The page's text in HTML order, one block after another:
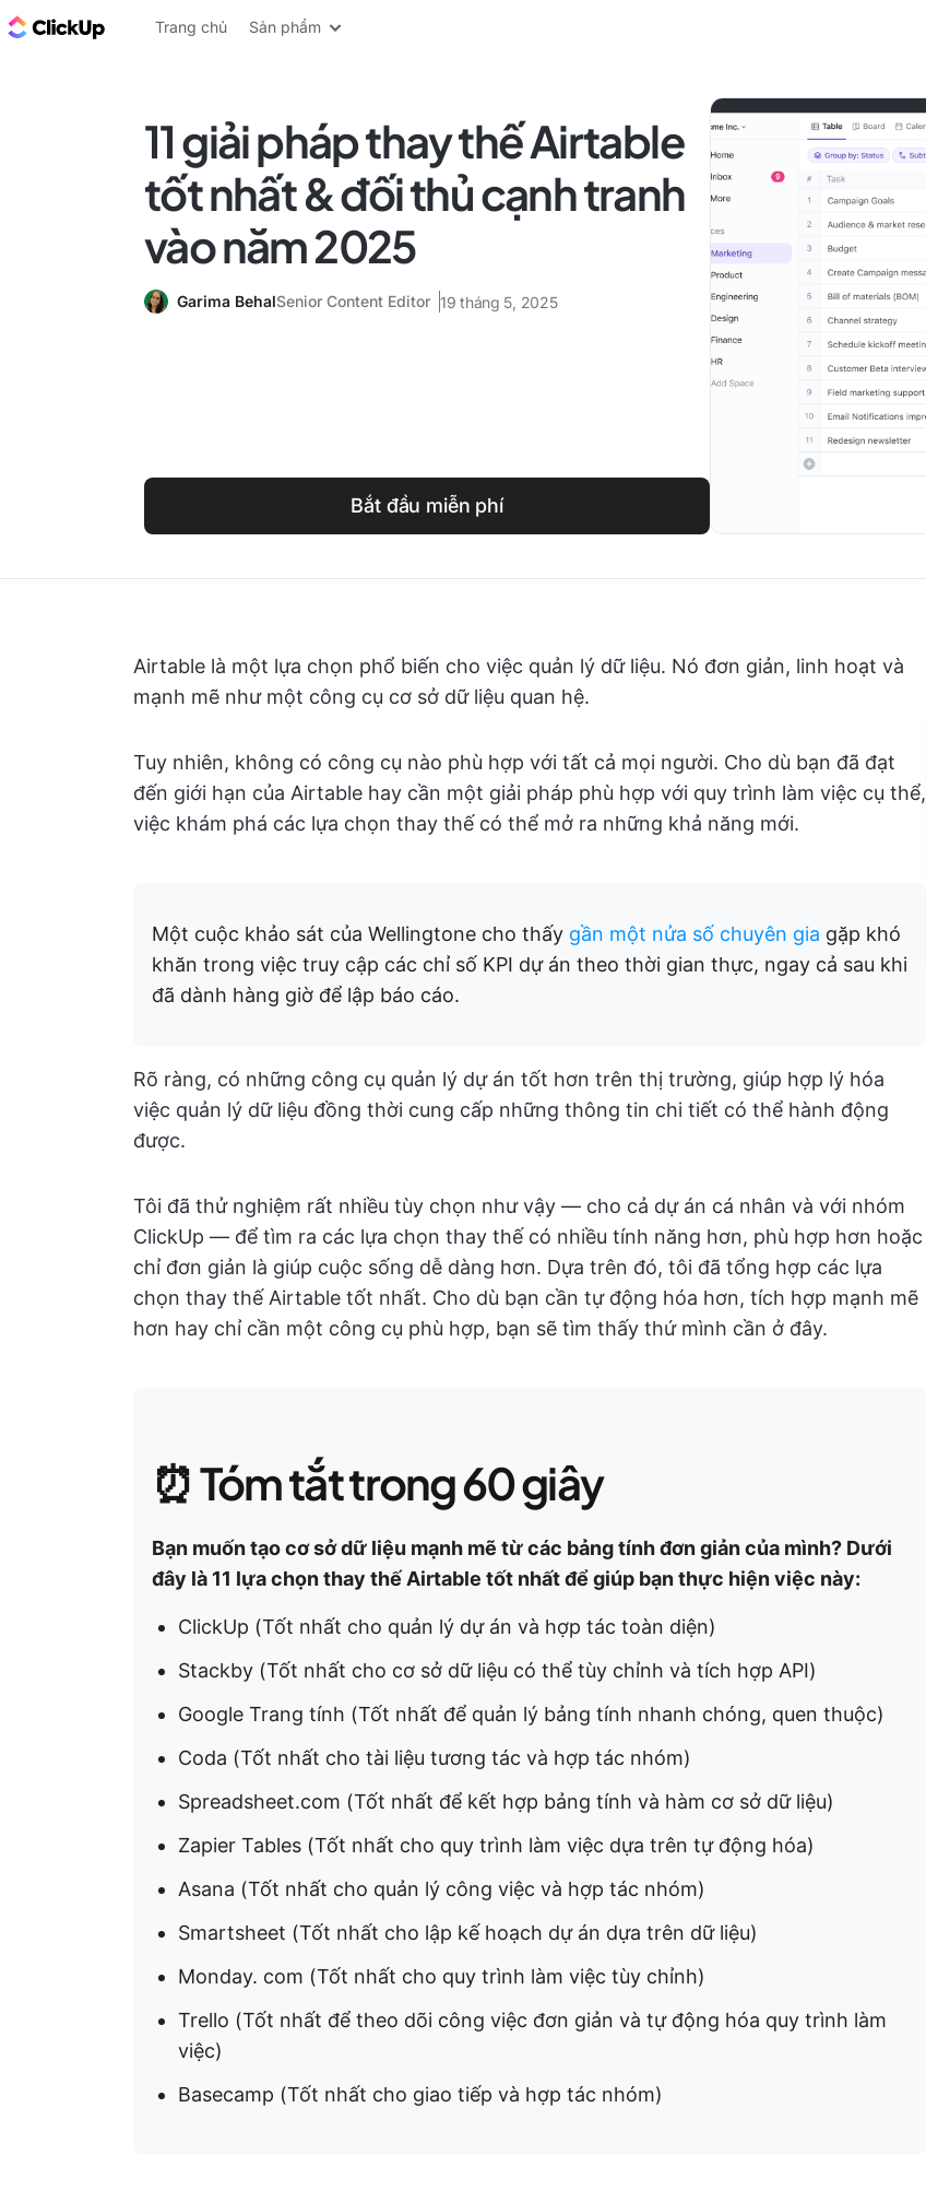
ClickUp Blog
Trang chủ Sản phẩm
11 giải pháp thay thế Airtable
tốt nhất & đối thủ cạnh tranh
vào năm 2025
Garima BehalSenior Content Editor 19 tháng 5, 2025
Bắt đầu miễn phí
Airtable là một lựa chọn phổ biến cho việc quản lý dữ liệu. Nó đơn giản, linh hoạt và
mạnh mẽ như một công cụ cơ sở dữ liệu quan hệ.
Tuy nhiên, không có công cụ nào phù hợp với tất cả mọi người. Cho dù bạn đã đạt
đến giới hạn của Airtable hay cần một giải pháp phù hợp với quy trình làm việc cụ thể,
việc khám phá các lựa chọn thay thế có thể mở ra những khả năng mới.
Một cuộc khảo sát của Wellingtone cho thấy gần một nửa số chuyên gia gặp khó
khăn trong việc truy cập các chỉ số KPI dự án theo thời gian thực, ngay cả sau khi
đã dành hàng giờ để lập báo cáo.
Rõ ràng, có những công cụ quản lý dự án tốt hơn trên thị trường, giúp hợp lý hóa
việc quản lý dữ liệu đồng thời cung cấp những thông tin chi tiết có thể hành động
được.
Tôi đã thử nghiệm rất nhiều tùy chọn như vậy — cho cả dự án cá nhân và với nhóm
ClickUp — để tìm ra các lựa chọn thay thế có nhiều tính năng hơn, phù hợp hơn hoặc
chỉ đơn giản là giúp cuộc sống dễ dàng hơn. Dựa trên đó, tôi đã tổng hợp các lựa
chọn thay thế Airtable tốt nhất. Cho dù bạn cần tự động hóa hơn, tích hợp mạnh mẽ
hơn hay chỉ cần một công cụ phù hợp, bạn sẽ tìm thấy thứ mình cần ở đây.
⏰ Tóm tắt trong 60 giây
Bạn muốn tạo cơ sở dữ liệu mạnh mẽ từ các bảng tính đơn giản của mình? Dưới
đây là 11 lựa chọn thay thế Airtable tốt nhất để giúp bạn thực hiện việc này:
ClickUp (Tốt nhất cho quản lý dự án và hợp tác toàn diện)
Stackby (Tốt nhất cho cơ sở dữ liệu có thể tùy chỉnh và tích hợp API)
Google Trang tính (Tốt nhất để quản lý bảng tính nhanh chóng, quen thuộc)
Coda (Tốt nhất cho tài liệu tương tác và hợp tác nhóm)
Spreadsheet.com (Tốt nhất để kết hợp bảng tính và hàm cơ sở dữ liệu)
Zapier Tables (Tốt nhất cho quy trình làm việc dựa trên tự động hóa)
Asana (Tốt nhất cho quản lý công việc và hợp tác nhóm)
Smartsheet (Tốt nhất cho lập kế hoạch dự án dựa trên dữ liệu)
Monday. com (Tốt nhất cho quy trình làm việc tùy chỉnh)
Trello (Tốt nhất để theo dõi công việc đơn giản và tự động hóa quy trình làm
việc)
Basecamp (Tốt nhất cho giao tiếp và hợp tác nhóm)